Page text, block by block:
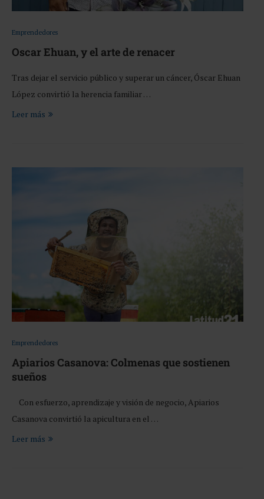
Emprendedores
Oscar Ehuan, y el arte de renacer
Tras dejar el servicio público y superar un cáncer, Óscar Ehuan
López convirtió la herencia familiar …
Leer más
Emprendedores
Apiarios Casanova: Colmenas que sostienen
sueños
Con esfuerzo, aprendizaje y visión de negocio, Apiarios
Casanova convirtió la apicultura en el …
Leer más